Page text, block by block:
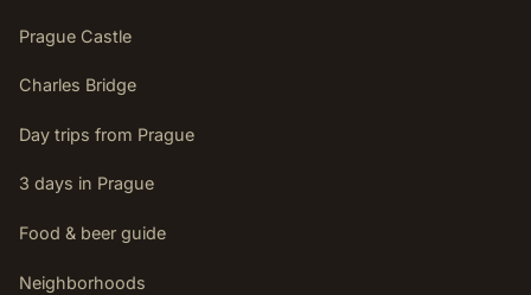
Prague Castle
Charles Bridge
Day trips from Prague
3 days in Prague
Food & beer guide
Neighborhoods